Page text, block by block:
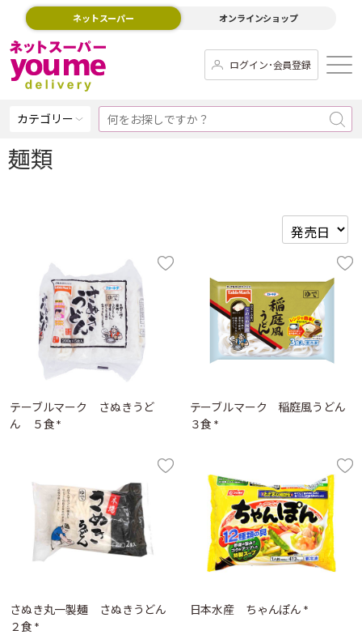
ネットスーパー オンラインショップ
ログイン･会員登録
カテゴリー
麺類
テーブルマーク さぬきうど
ん ５食 *
テーブルマーク 稲庭風うどん
３食 *
さぬき丸一製麺 さぬきうどん
２食 *
日本水産 ちゃんぽん *